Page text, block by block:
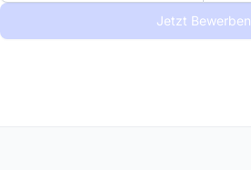
Jetzt Bewerben